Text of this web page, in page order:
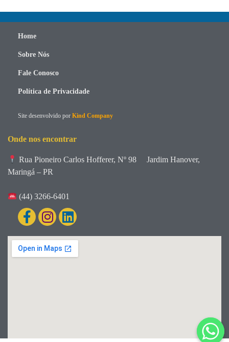
Home
Sobre Nós
Fale Conosco
Política de Privacidade
Site desenvolvido por Kind Company
Onde nos encontrar
Rua Pioneiro Carlos Hofferer, Nº 98
Jardim Hanover,
Maringá – PR
(44) 3266-6401